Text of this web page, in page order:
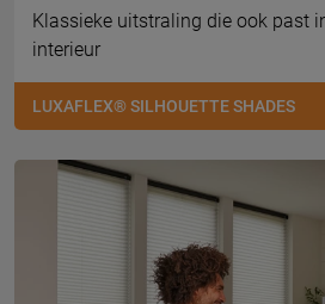
Klassieke uitstraling die ook past
interieur
LUXAFLEX® SILHOUETTE SHADES